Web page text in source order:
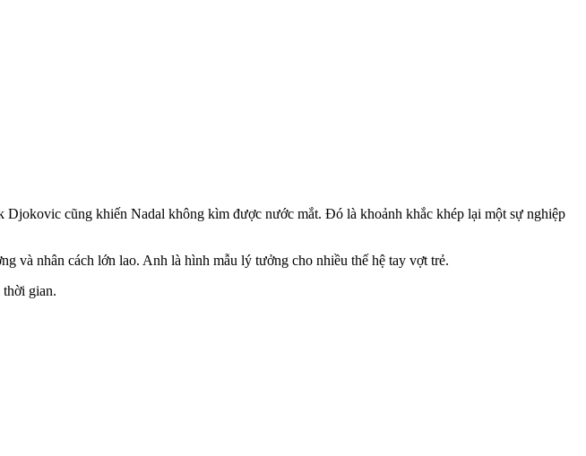
cũng khiến Nadal không kìm được nước mắt. Đó là khoảnh khắc khép lại một sự nghiệp
và nhân cách lớn lao. Anh là hình mẫu lý tưởng cho nhiều thế hệ tay vợt trẻ.
gian.